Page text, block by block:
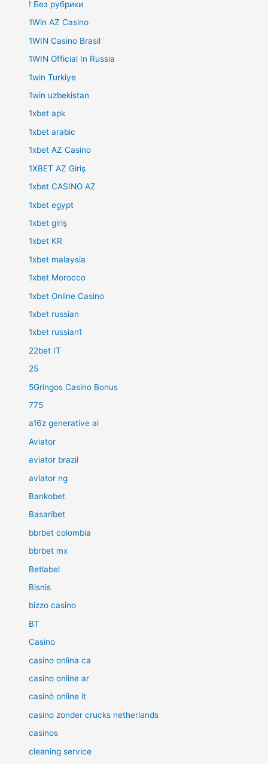
! Без рубрики
1Win AZ Casino
1WIN Casino Brasil
1WIN Official In Russia
1win Turkiye
1win uzbekistan
1xbet apk
1xbet arabic
1xbet AZ Casino
1XBET AZ Giriş
1xbet CASINO AZ
1xbet egypt
1xbet giriş
1xbet KR
1xbet malaysia
1xbet Morocco
1xbet Online Casino
1xbet russian
1xbet russian1
22bet IT
25
5Gringos Casino Bonus
775
a16z generative ai
Aviator
aviator brazil
aviator ng
Bankobet
Basaribet
bbrbet colombia
bbrbet mx
Betlabel
Bisnis
bizzo casino
BT
Casino
casino onlina ca
casino online ar
casinò online it
casino zonder crucks netherlands
casinos
cleaning service